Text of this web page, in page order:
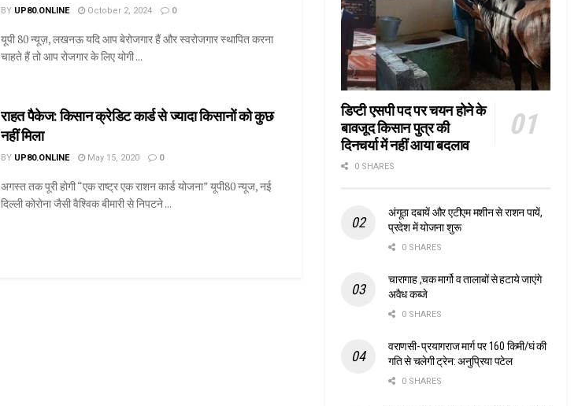
BY UP80.ONLINE October 2, 2024 0
यूपी 80 न्यूज़, लखनऊ यदि आप बेरोजगार हैं और स्वरोजगार स्थापित करना
चाहते हैं तो आप रोजगार के लिए योगी ...
राहत पैकेज: किसान क्रेडिट कार्ड से ज्यादा किसानों को कुछ
नहीं मिला
BY UP80.ONLINE May 15, 2020 0
अगस्त तक पूरी होगी “एक राष्ट्र एक राशन कार्ड योजना” यूपी80 न्यूज, नई
दिल्ली कोरोना जैसी वैश्विक बीमारी से निपटने ...
डिप्टी एसपी पद पर चयन होने के
बावजूद किसान पुत्र की
दिनचर्या में नहीं आया बदलाव
0 SHARES
अंगूठा दबायें और एटीएम मशीन से राशन पायें,
प्रदेश में योजना शुरू
0 SHARES
चारागाह ,चक मार्गो व तालाबों से हटाये जाएंगे
अवैध कब्जे
0 SHARES
वराणसी- प्रयागराज मार्ग पर 160 किमी/घं की
गति से चलेगी ट्रेन: अनुप्रिया पटेल
0 SHARES